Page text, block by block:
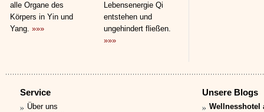
alle Organe des
Körpers in Yin und
Yang. »»»
Lebensenergie Qi
entstehen und
ungehindert fließen.
»»»
Service
Über uns
Unsere Blogs
Wellnesshotel